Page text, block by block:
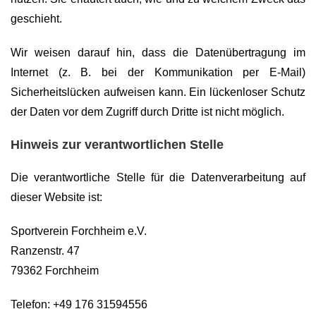
geschieht.
Wir weisen darauf hin, dass die Datenübertragung im
Internet (z. B. bei der Kommunikation per E-Mail)
Sicherheitslücken aufweisen kann. Ein lückenloser Schutz
der Daten vor dem Zugriff durch Dritte ist nicht möglich.
Hinweis zur verantwortlichen Stelle
Die verantwortliche Stelle für die Datenverarbeitung auf
dieser Website ist:
Sportverein Forchheim e.V.
Ranzenstr. 47
79362 Forchheim
Telefon: +49 176 31594556